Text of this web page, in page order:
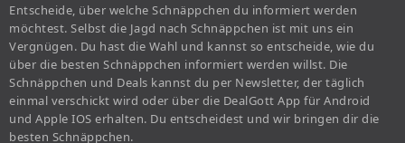
Entscheide, über welche Schnäppchen du informiert werden
möchtest. Selbst die Jagd nach Schnäppchen ist mit uns ein
Vergnügen. Du hast die Wahl und kannst so entscheide, wie du
über die besten Schnäppchen informiert werden willst. Die
Schnäppchen und Deals kannst du per Newsletter, der täglich
einmal verschickt wird oder über die DealGott App für Android
und Apple IOS erhalten. Du entscheidest und wir bringen dir die
besten Schnäppchen.